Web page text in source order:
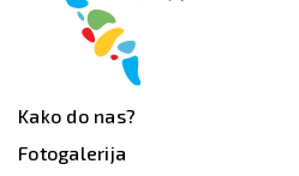
Kako do nas?
Fotogalerija